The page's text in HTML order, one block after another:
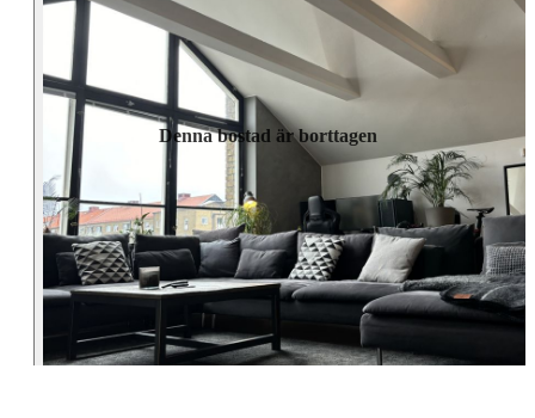
Denna bostad är borttagen